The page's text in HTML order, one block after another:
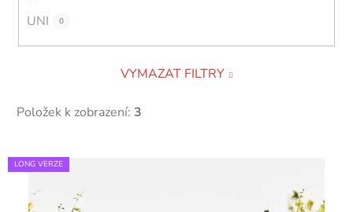
UNI 0
VYMAZAT FILTRY
Položek k zobrazení: 3
V
ý
LONG VERZE